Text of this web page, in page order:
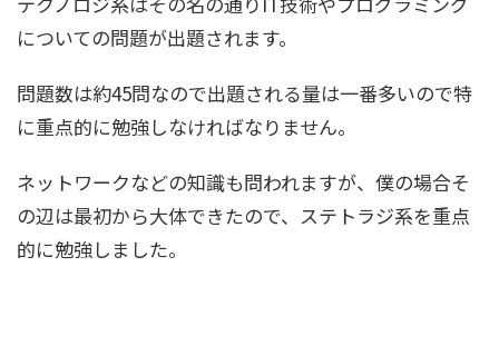
についての問題が出題されます。
問題数は約45問なので出題される量は一番多いので特
に重点的に勉強しなければなりません。
ネットワークなどの知識も問われますが、僕の場合そ
の辺は最初から大体できたので、ステトラジ系を重点
的に勉強しました。